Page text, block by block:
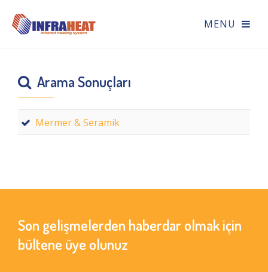
Arama Sonuçları
Mermer & Seramik
Son gelişmelerden haberdar olmak için
bültene üye olunuz